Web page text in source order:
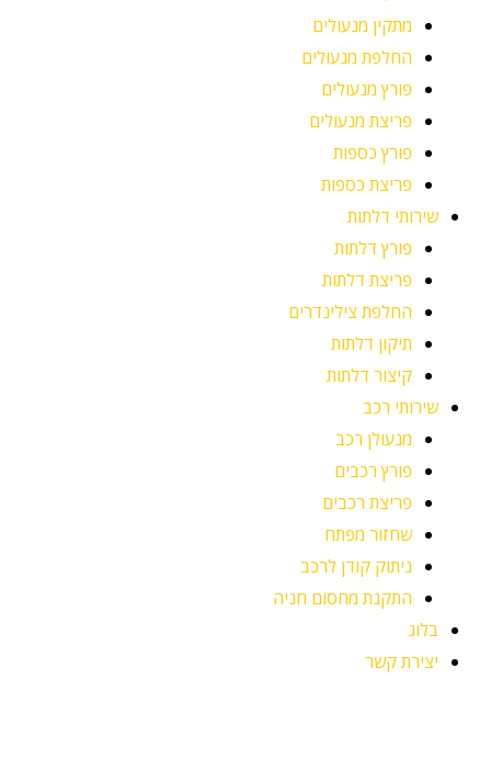
מתקין מנעולים
החלפת מנעולים
פורץ מנעולים
פריצת מנעולים
פורץ כספות
פריצת כספות
שירותי דלתות
פורץ דלתות
פריצת דלתות
החלפת צילינדרים
תיקון דלתות
קיצור דלתות
שירותי רכב
מנעולן רכב
פורץ רכבים
פריצת רכבים
שחזור מפתח
ניתוק קודן לרכב
התקנת מחסום חניה
בלוג
יצירת קשר